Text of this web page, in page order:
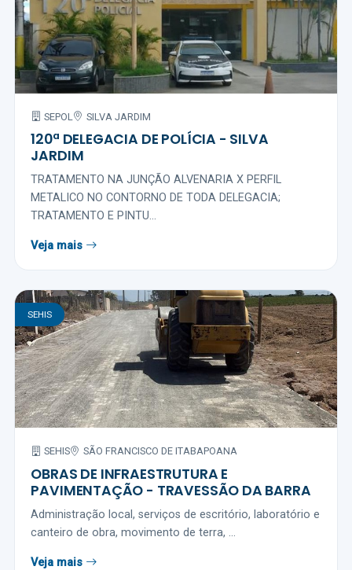
SEPOL SILVA JARDIM
120ª DELEGACIA DE POLÍCIA - SILVA
JARDIM
TRATAMENTO NA JUNÇÃO ALVENARIA X PERFIL
METALICO NO CONTORNO DE TODA DELEGACIA;
TRATAMENTO E PINTU...
Veja mais
SEHIS
SEHIS SÃO FRANCISCO DE ITABAPOANA
OBRAS DE INFRAESTRUTURA E
PAVIMENTAÇÃO - TRAVESSÃO DA BARRA
Administração local, serviços de escritório, laboratório e
canteiro de obra, movimento de terra, ...
Veja mais